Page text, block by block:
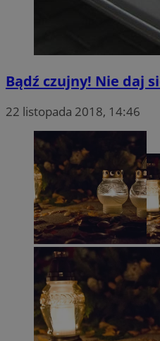
Bądź czujny! Nie daj
22 listopada 2018, 14:46